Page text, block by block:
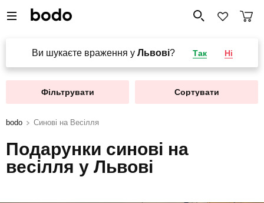
Ви шукаєте враження у Львові? Так Ні
Фільтрувати Сортувати
bodo Синові на Весілля
Подарунки синові на
весілля у Львові